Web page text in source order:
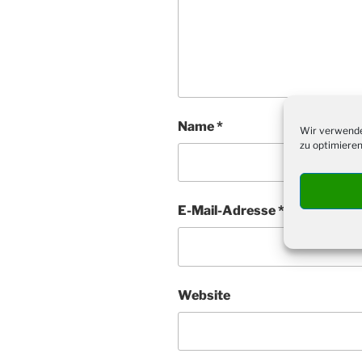
Wir
zu
Name*
E-Mail-Adresse*
Website